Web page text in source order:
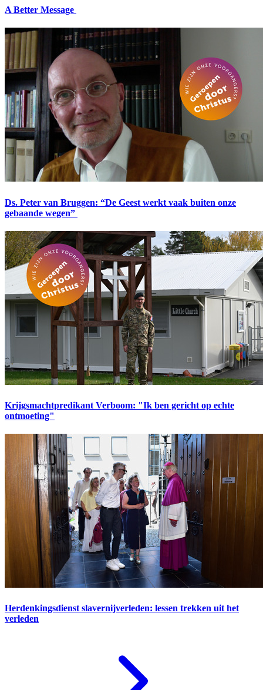
A Better Message
Ds. Peter van Bruggen: “De Geest werkt vaak buiten onze
gebaande wegen”
Krijgsmachtpredikant Verboom: "Ik ben gericht op echte
ontmoeting"
Herdenkingsdienst slavernijverleden: lessen trekken uit het
verleden